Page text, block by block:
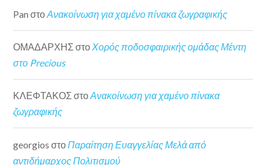
Pan στοΑνακοίνωση για χαμένο πίνακα ζωγραφικής
ΟΜΑΔΑΡΧΗΣ στοΧορός ποδοσφαιρικής ομάδας Μέντη
στο Precious
ΚΛΕΦΤΑΚΟΣ στοΑνακοίνωση για χαμένο πίνακα
ζωγραφικής
georgios στο Παραίτηση Ευαγγελίας Μελά από
αντιδήμαρχος Πολιτισμού